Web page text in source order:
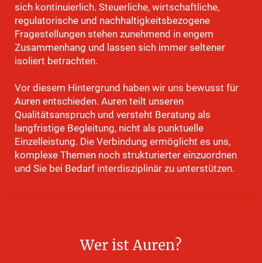
sich kontinuierlich. Steuerliche, wirtschaftliche,
regulatorische und nachhaltigkeitsbezogene
Fragestellungen stehen zunehmend in engem
Zusammenhang und lassen sich immer seltener
isoliert betrachten.
Vor diesem Hintergrund haben wir uns bewusst für
Auren entschieden. Auren teilt unseren
Qualitätsanspruch und versteht Beratung als
langfristige Begleitung, nicht als punktuelle
Einzelleistung. Die Verbindung ermöglicht es uns,
komplexe Themen noch strukturierter einzuordnen
und Sie bei Bedarf interdisziplinär zu unterstützen.
Wer istAuren?